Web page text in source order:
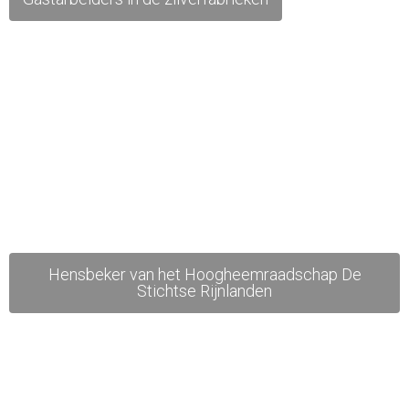
Hensbeker van het Hoogheemraadschap De
Stichtse Rijnlanden